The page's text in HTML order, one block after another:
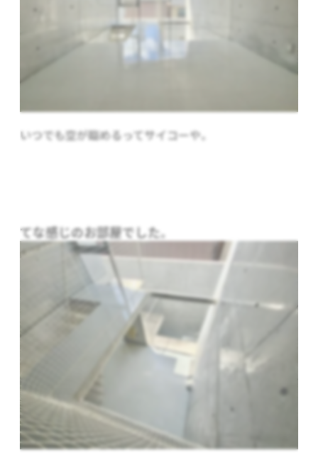
いつでも空が臨めるってサイコーや。
てな感じのお部屋でした。